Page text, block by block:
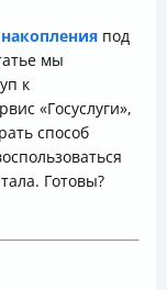
через
свои
Если нет
— это
под
мы
к
«Госуслуги»,
способ
Готовы?